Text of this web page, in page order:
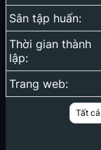
Sân tập huấn:
Thời gian thành
lập:
Trang web:
Tất cả